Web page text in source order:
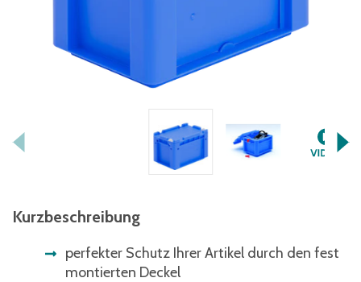
Kurzbeschreibung
perfekter Schutz Ihrer Artikel durch den fest
montierten Deckel